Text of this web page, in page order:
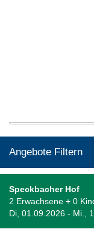
Angebote Filtern
Speckbacher Hof
2 Erwachsene + 0
Di, 01.09.2026 - Mi.,